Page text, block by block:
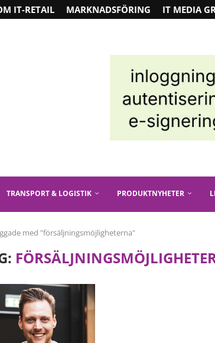
IT-RETAIL MARKNADSFÖRING IT MEDIA
TRANSPORT & LOGISTIK PRODUKTNYHETER
med "försäljningsmöjligheterna"